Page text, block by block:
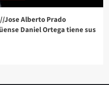
Jose Alberto Prado
Daniel Ortega tiene sus